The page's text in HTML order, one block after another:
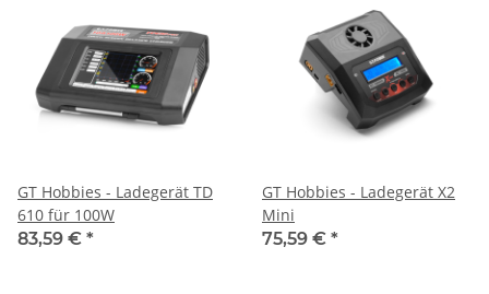
GT Hobbies - Ladegerät TD
610 für 100W
83,59 € *
GT Hobbies - Ladegerät X2
Mini
75,59 € *